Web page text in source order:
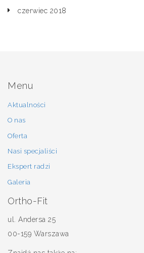
czerwiec 2018
Menu
Aktualności
O nas
Oferta
Nasi specjaliści
Ekspert radzi
Galeria
Ortho-Fit
ul. Andersa 25
00-159 Warszawa